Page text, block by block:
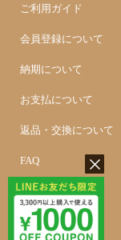
ご利用ガイド
会員登録について
納期について
お支払について
返品・交換について
FAQ